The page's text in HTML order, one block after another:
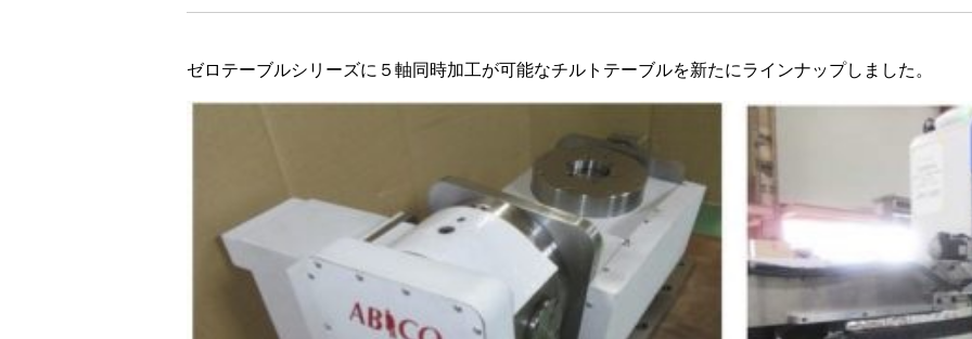
ゼロテーブルシリーズに５軸同時加工が可能なチルトテーブルを新たにラインナップしました。